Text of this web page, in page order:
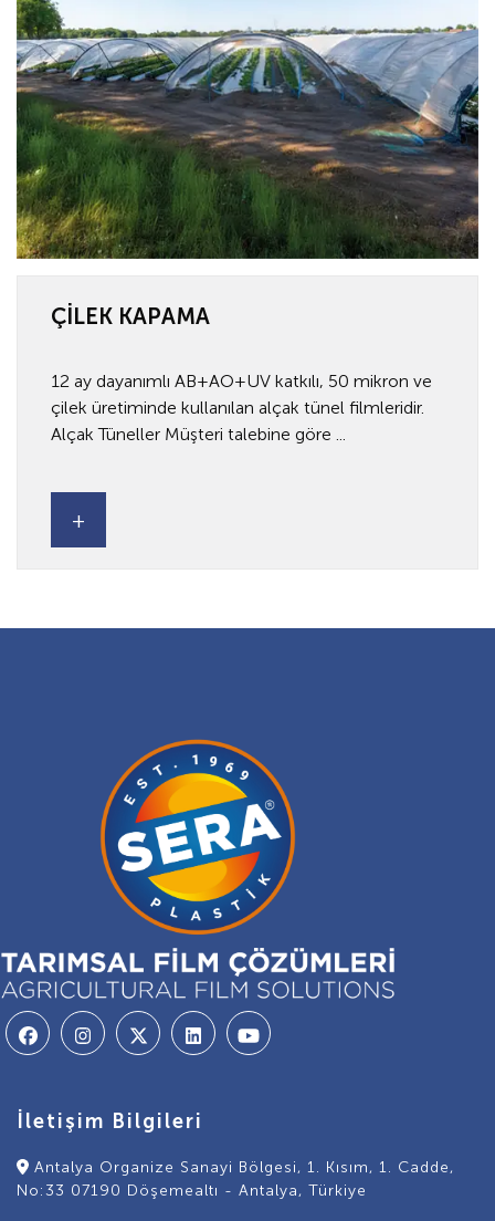
ÇİLEK KAPAMA
12 ay dayanımlı AB+AO+UV katkılı, 50 mikron ve
çilek üretiminde kullanılan alçak tünel filmleridir.
Alçak Tüneller Müşteri talebine göre ...
+
İletişim Bilgileri
Antalya Organize Sanayi Bölgesi, 1. Kısım, 1. Cadde,
No:33 07190 Döşemealtı - Antalya, Türkiye